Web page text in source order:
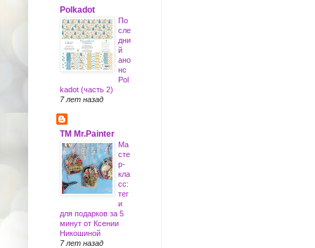
Polkadot
По
сле
дни
й
ано
нс
Pol
kadot (часть 2)
7 лет назад
ТМ Mr.Painter
Ма
сте
р-
кла
сс:
тег
и
для подарков за 5
минут от Ксении
Никошиной
7 лет назад